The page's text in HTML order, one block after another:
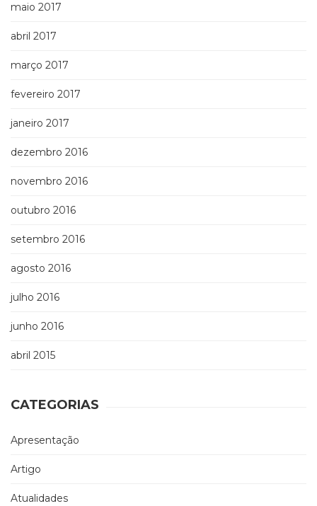
maio 2017
abril 2017
março 2017
fevereiro 2017
janeiro 2017
dezembro 2016
novembro 2016
outubro 2016
setembro 2016
agosto 2016
julho 2016
junho 2016
abril 2015
CATEGORIAS
Apresentação
Artigo
Atualidades